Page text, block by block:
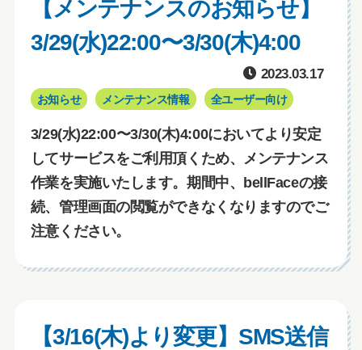
【メンテナンスのお知らせ】
3/29(水)22:00〜3/30(木)4:00
2023.03.17
お知らせ メンテナンス情報 全ユーザー向け
3/29(水)22:00〜3/30(木)4:00においてより安定
してサービスをご利用頂くため、メンテナンス
作業を実施いたします。期間中、bellFaceの接
続、管理画面の閲覧ができなくなりますのでご
注意ください。
【3/16(木)より変更】SMS送信